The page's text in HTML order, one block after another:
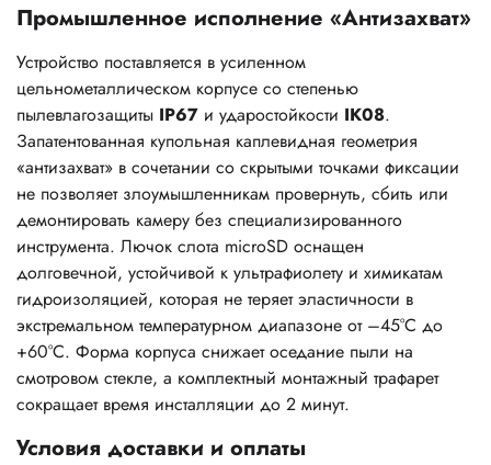
Промышленное исполнение «Антизахват»
Устройство поставляется в усиленном
цельнометаллическом корпусе со степенью
пылевлагозащиты IP67 и ударостойкости IK08.
Запатентованная купольная каплевидная геометрия
«антизахват» в сочетании со скрытыми точками фиксации
не позволяет злоумышленникам провернуть, сбить или
демонтировать камеру без специализированного
инструмента. Лючок слота microSD оснащен
долговечной, устойчивой к ультрафиолету и химикатам
гидроизоляцией, которая не теряет эластичности в
экстремальном температурном диапазоне от –45°C до
+60°C. Форма корпуса снижает оседание пыли на
смотровом стекле, а комплектный монтажный трафарет
сокращает время инсталляции до 2 минут.
Условия доставки и оплаты